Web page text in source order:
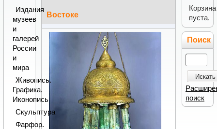
Востоке
Издания
музеев
и
галерей
России
и
мира
Живопись.
Графика.
Иконопись
Скульптура
Фарфор.
Корзина
пуста.
Поиск
Искать
поиск